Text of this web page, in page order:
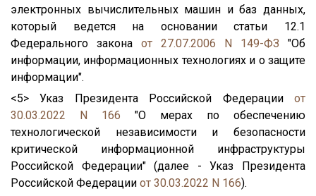
электронных вычислительных машин и баз данных,
который ведется на основании статьи 12.1
Федерального закона от 27.07.2006 N 149-ФЗ "Об
информации, информационных технологиях и о защите
информации".
<5> Указ Президента Российской Федерации от
30.03.2022 N 166 "О мерах по обеспечению
технологической независимости и безопасности
критической информационной инфраструктуры
Российской Федерации" (далее - Указ Президента
Российской Федерации от 30.03.2022 N 166).